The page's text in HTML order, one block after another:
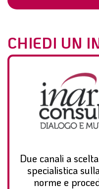
CHIEDI UN
Due canali a
specialistica
norme e